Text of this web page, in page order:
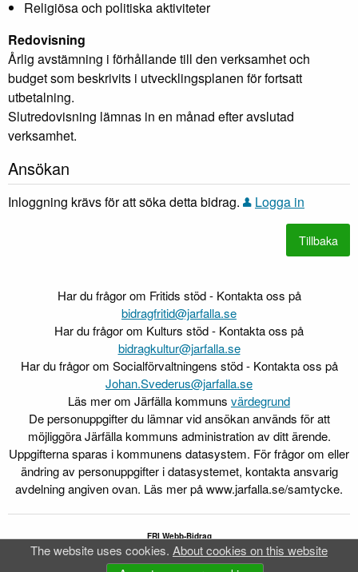
Religiösa och politiska aktiviteter
Redovisning
Årlig avstämning i förhållande till den verksamhet och
budget som beskrivits i utvecklingsplanen för fortsatt
utbetalning.
Slutredovisning lämnas in en månad efter avslutad
verksamhet.
Ansökan
Inloggning krävs för att söka detta bidrag. Logga in
Har du frågor om Fritids stöd - Kontakta oss på
bidragfritid@jarfalla.se
Har du frågor om Kulturs stöd - Kontakta oss på
bidragkultur@jarfalla.se
Har du frågor om Socialförvaltningens stöd - Kontakta oss på
Johan.Svederus@jarfalla.se
Läs mer om Järfälla kommuns värdegrund
De personuppgifter du lämnar vid ansökan används för att
möjliggöra Järfälla kommuns administration av ditt ärende.
Uppgifterna sparas i kommunens datasystem. För frågor om eller
ändring av personuppgifter i datasystemet, kontakta ansvarig
avdelning angiven ovan. Läs mer på www.jarfalla.se/samtycke.
FRI Webb-Bidrag
FRI
är ett avIdavall Data ABregistrerat varumärke.
Accessibility report
The website uses cookies. About cookies on this website